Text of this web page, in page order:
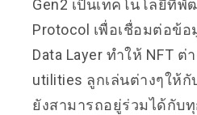
Gen2 เป็นเทคโนโลยีที่
Protocol เพื่อเชื่อมต่อข้อ
Data Layer ทำให้ NFT ต่
utilities ลูกเล่นต่างๆให้กั
ยังสามารถอยู่ร่วมได้กับ